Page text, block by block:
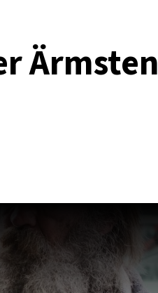
Ärmsten